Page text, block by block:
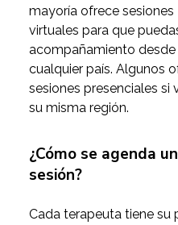
mayoría ofrece sesiones
virtuales para que
acompañamiento desde
cualquier país. Algunos
sesiones presenciales si
su misma región.
¿Cómo se agenda
sesión?
Cada terapeuta tiene su